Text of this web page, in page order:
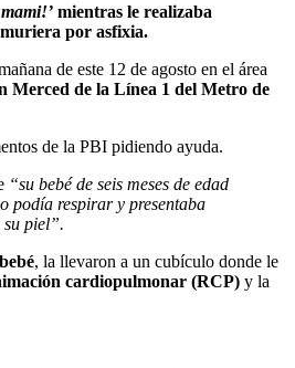
mientras le realizaba
muriera por asfixia.
de este 12 de agosto en el área
Merced de la Línea 1 del Metro de
de la PBI pidiendo ayuda.
“su bebé de seis meses de edad
podía respirar y presentaba
piel”.
, la llevaron a un cubículo donde le
cardiopulmonar (RCP) y la